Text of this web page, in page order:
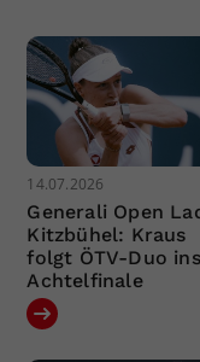
14.07.2026
Generali Open
Kitzbühel: Kraus
folgt ÖTV-Duo ins
Achtelfinale